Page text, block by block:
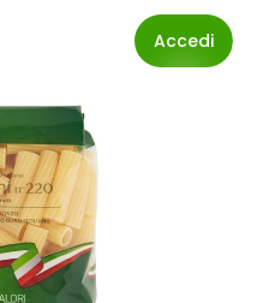
Accedi